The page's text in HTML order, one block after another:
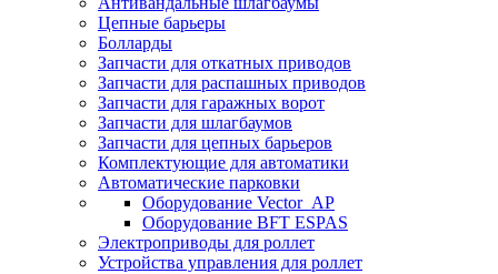
Цепные барьеры
Болларды
Запчасти для откатных приводов
Запчасти для распашных приводов
Запчасти для гаражных ворот
Запчасти для шлагбаумов
Запчасти для цепных барьеров
Комплектующие для автоматики
Автоматические парковки
Оборудование Vector_AP
Оборудование BFT ESPAS
Электроприводы для роллет
Устройства управления для роллет